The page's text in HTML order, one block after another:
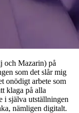
och Mazarin) på
som det slår mig
onödigt arbete som
klaga på alla
i själva utställningen
nämligen digitalt.